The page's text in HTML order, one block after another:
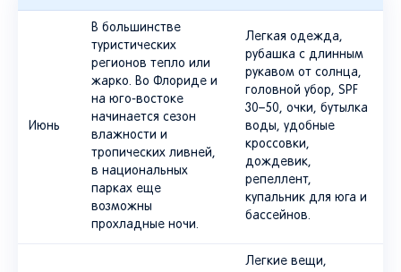
Июнь
В большинстве
туристических
регионов тепло или
жарко. Во Флориде и
на юго-востоке
начинается сезон
влажности и
тропических ливней,
в национальных
парках еще
возможны
прохладные ночи.
Легкая одежда,
рубашка с длинным
рукавом от солнца,
головной убор, SPF
30–50, очки, бутылка
воды, удобные
кроссовки,
дождевик,
репеллент,
купальник для юга и
бассейнов.
Легкие вещи,